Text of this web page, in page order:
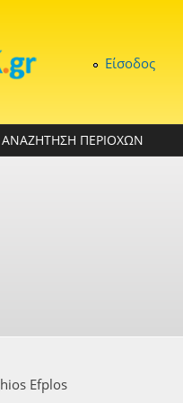
Είσοδος
ΑΝΑΖΗΤΗΣΗ ΠΕΡΙΟΧΩΝ
Efplos